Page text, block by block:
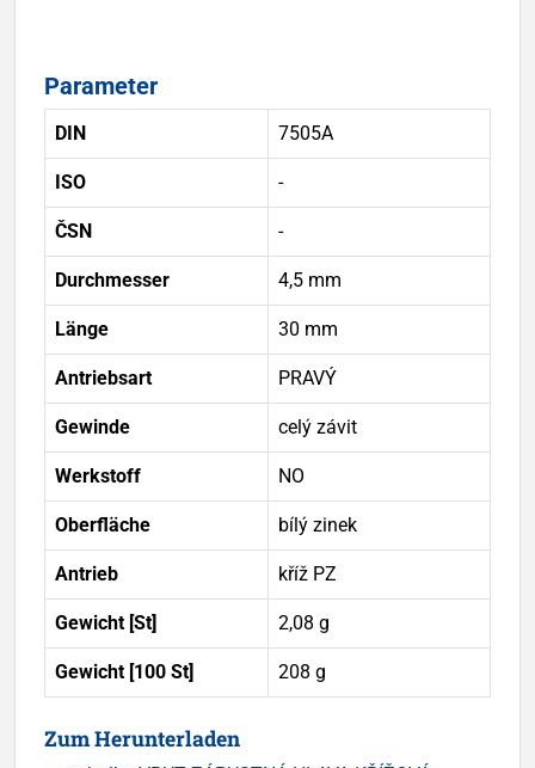
Parameter
DIN 7505A
ISO -
ČSN -
Durchmesser 4,5 mm
Länge 30 mm
Antriebsart PRAVÝ
Gewinde celý závit
Werkstoff NO
Oberfläche bílý zinek
Antrieb kříž PZ
Gewicht [St] 2,08 g
Gewicht [100 St] 208 g
Zum Herunterladen